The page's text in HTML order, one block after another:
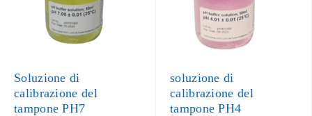
Soluzione di
calibrazione del
tampone PH7
soluzione di
calibrazione del
tampone PH4